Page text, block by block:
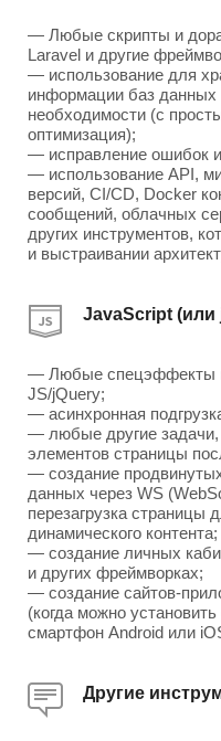
— Любые скрипты и
Laravel и другие
— использование для
информации баз данных
необходимости (с
оптимизация);
— исправление ошибок
— использование API,
версий, CI/CD, Docker
сообщений, облачных
других инструментов,
и выстраивании
JavaScript (или
— Любые спецэффекты
JS/jQuery;
— асинхронная
— любые другие задачи,
элементов страницы
— создание
данных через WS
перезагрузка страницы
динамического контента;
— создание личных
и других фреймворках;
— создание сайтов-
(когда можно
смартфон Android или
Другие